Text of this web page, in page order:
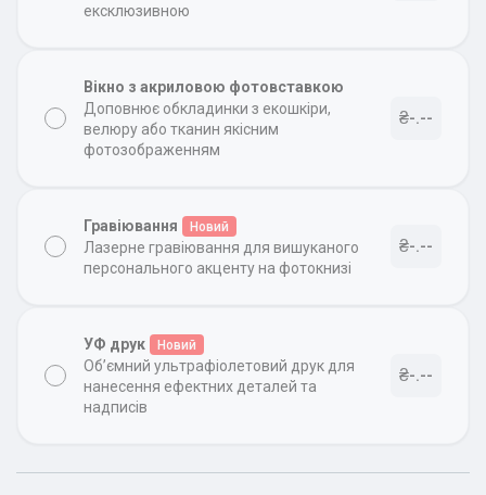
ексклюзивною
Вікно з акриловою фотовставкою
Доповнює обкладинки з екошкіри,
велюру або тканин якісним
фотозображенням
₴-.--
Гравіювання Новий
Лазерне гравіювання для вишуканого
персонального акценту на фотокнизі
₴-.--
УФ друк Новий
Об’ємний ультрафіолетовий друк для
нанесення ефектних деталей та
надписів
₴-.--